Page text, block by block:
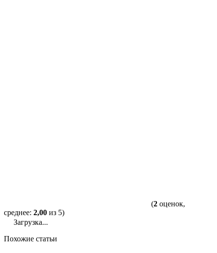
(2 оценок,
среднее: 2,00 из 5)
Загрузка...
Похожие статьи